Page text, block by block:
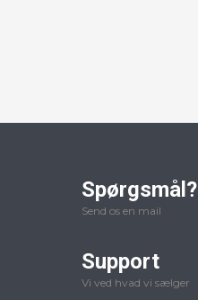
Spørgsmål?
Send os en mail
Support
Vi ved hvad vi sælger